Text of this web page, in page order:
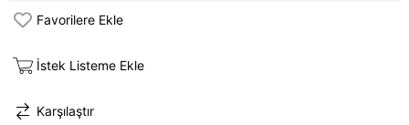
Favorilere Ekle
İstek Listeme Ekle
Karşılaştır